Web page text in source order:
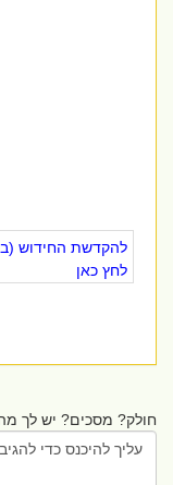
להקדשת החידוש
לחץ כאן
חולק? מסכים? יש לך מה